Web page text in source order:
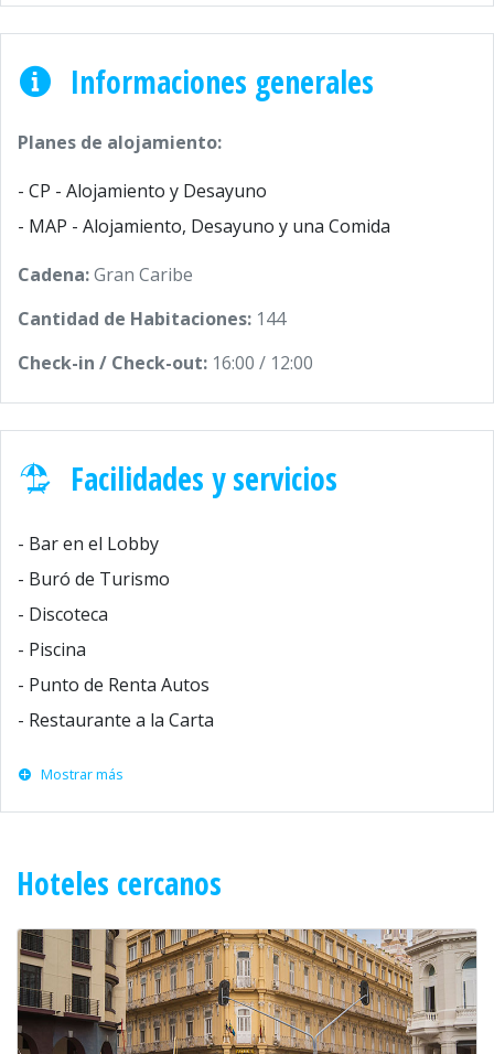
Informaciones generales
Planes de alojamiento:
- CP - Alojamiento y Desayuno
- MAP - Alojamiento, Desayuno y una Comida
Cadena:Gran Caribe
Cantidad de Habitaciones: 144
Check-in / Check-out: 16:00 / 12:00
Facilidades y servicios
- Bar en el Lobby
- Buró de Turismo
- Discoteca
- Piscina
- Punto de Renta Autos
- Restaurante a la Carta
Mostrar más
Hoteles cercanos